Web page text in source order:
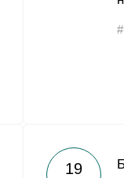
Yong
19